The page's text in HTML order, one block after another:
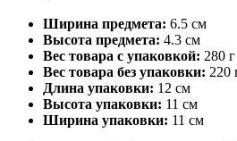
Ширина предмета: 6.5 см
Высота предмета: 4.3 см
Вес товара с упаковкой: 280 г
Вес товара без упаковки: 220
Длина упаковки: 12 см
Высота упаковки: 11 см
Ширина упаковки: 11 см